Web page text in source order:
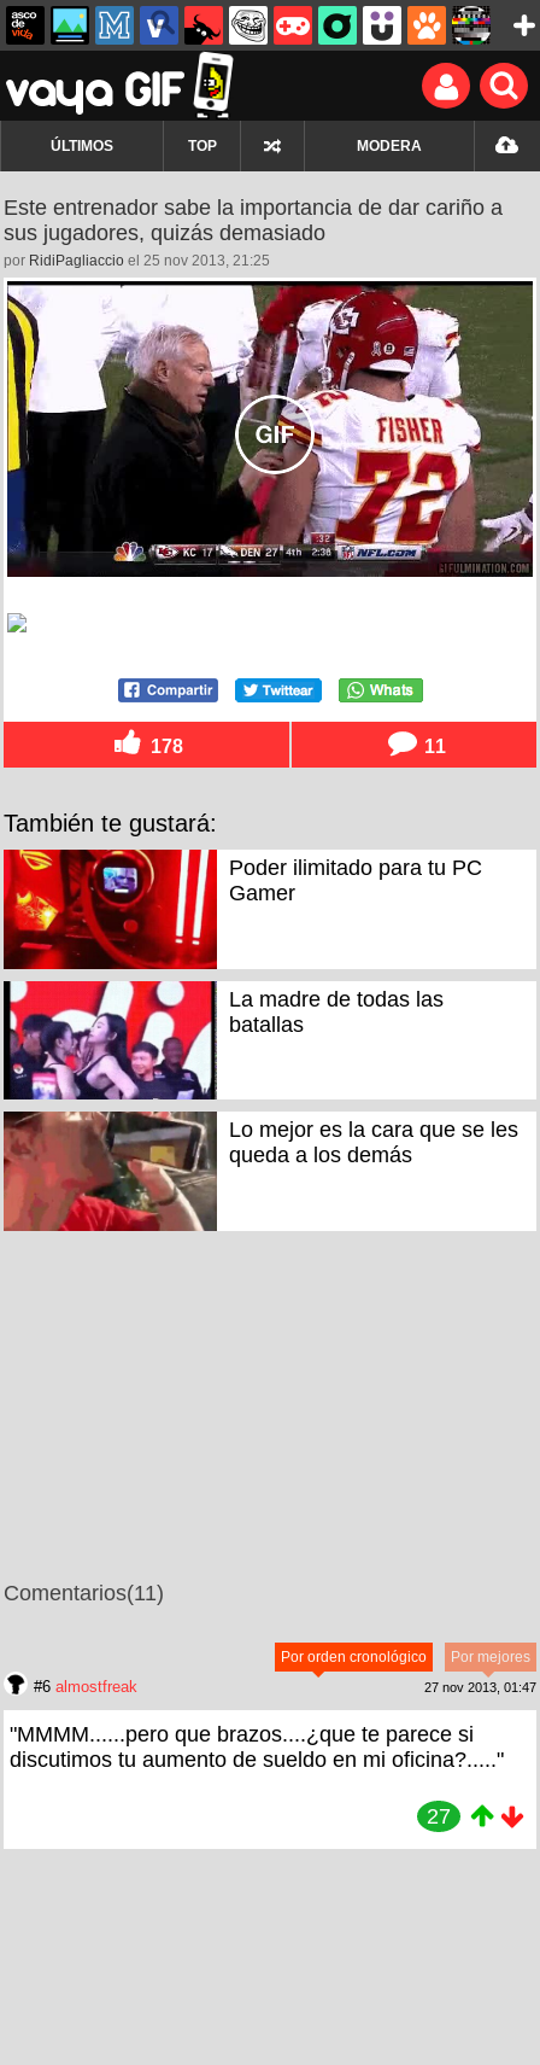
ÚLTIMOS TOP MODERA
Este entrenador sabe la importancia de dar cariño a
sus jugadores, quizás demasiado
por RidiPagliaccio el 25 nov 2013, 21:25
178 11
También te gustará:
Poder ilimitado para tu PC
Gamer
La madre de todas las
batallas
Lo mejor es la cara que se les
queda a los demás
Comentarios(11)
Por mejores
Por orden cronológico
#6 almostfreak 27 nov 2013, 01:47
"MMMM......pero que brazos....¿que te parece si
discutimos tu aumento de sueldo en mi oficina?....."
27